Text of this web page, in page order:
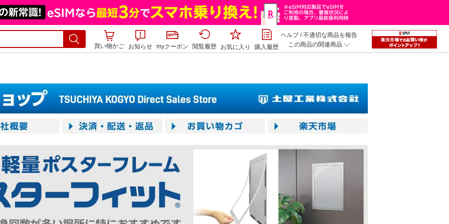
買い物かご お知らせ myクーポン 閲覧履歴 お気に入り 購入履歴
ヘルプ/不適切な商品を報告
この商品の関連商品